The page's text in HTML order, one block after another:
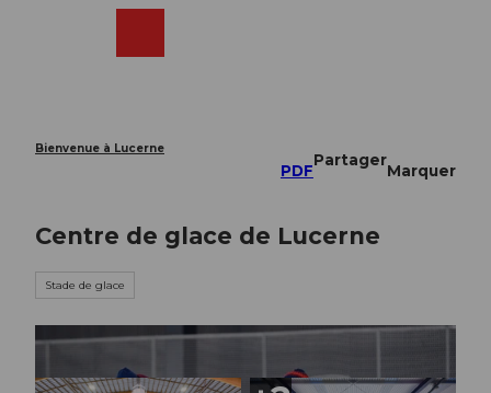
Bienvenue à Lucerne
PDF
Partager
Marquer
Centre de glace de Lucerne
Stade de glace